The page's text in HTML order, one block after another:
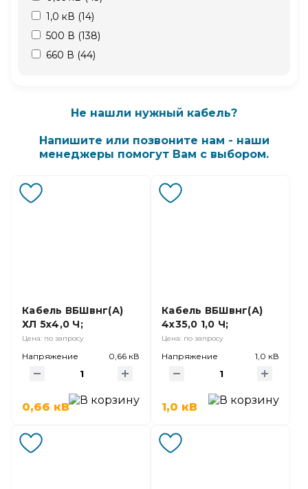
1,0 кВ (14)
500 В (138)
660 В (44)
Не нашли нужный кабель?
Напишите или позвоните нам - наши
менеджеры помогут Вам с выбором.
0,66 кВ
Кабель ВБШвнг(А)
ХЛ 5х4,0 Ч;
Цена: по запросу
Напряжение 0,66 кВ
1,0 кВ
Кабель ВБШвнг(А)
4х35,0 1,0 Ч;
Цена: по запросу
Напряжение 1,0 кВ